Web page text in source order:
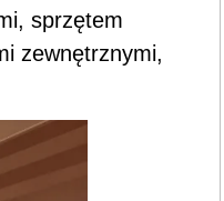
sprzętem
zewnętrznymi,